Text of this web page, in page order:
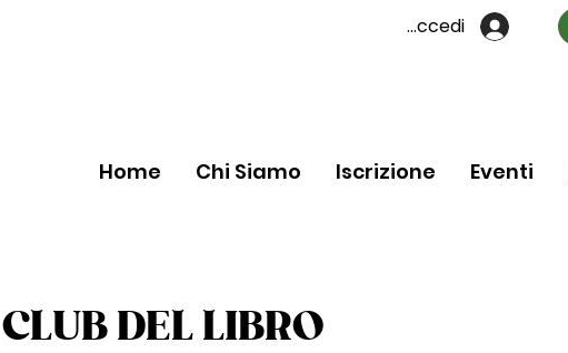
Accedi
Home Chi Siamo Iscrizione Eventi
CLUB DEL LIBRO